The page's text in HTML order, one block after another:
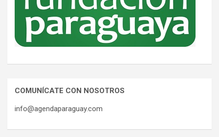
COMUNÍCATE CON NOSOTROS
info@agendaparaguay.com